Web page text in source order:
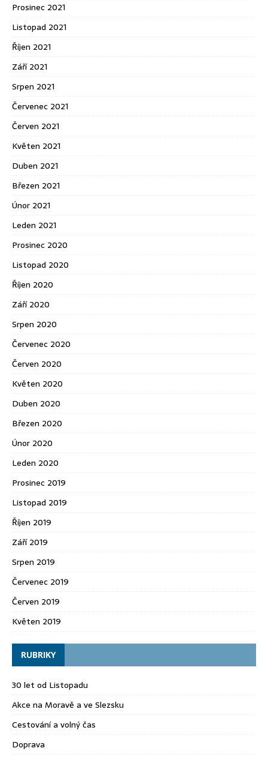
Prosinec 2021
Listopad 2021
Říjen 2021
Září 2021
Srpen 2021
Červenec 2021
Červen 2021
Květen 2021
Duben 2021
Březen 2021
Únor 2021
Leden 2021
Prosinec 2020
Listopad 2020
Říjen 2020
Září 2020
Srpen 2020
Červenec 2020
Červen 2020
Květen 2020
Duben 2020
Březen 2020
Únor 2020
Leden 2020
Prosinec 2019
Listopad 2019
Říjen 2019
Září 2019
Srpen 2019
Červenec 2019
Červen 2019
Květen 2019
RUBRIKY
30 let od Listopadu
Akce na Moravě a ve Slezsku
Cestování a volný čas
Doprava